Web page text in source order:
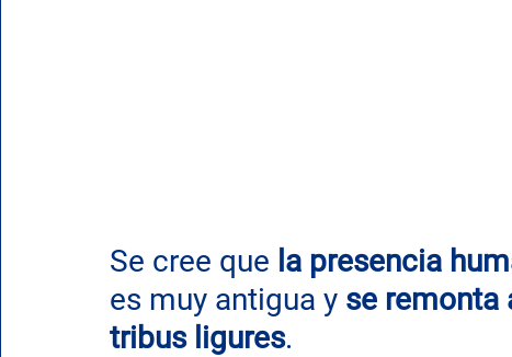
Se cree que la presencia
es muy antigua y se remonta
tribus ligures.